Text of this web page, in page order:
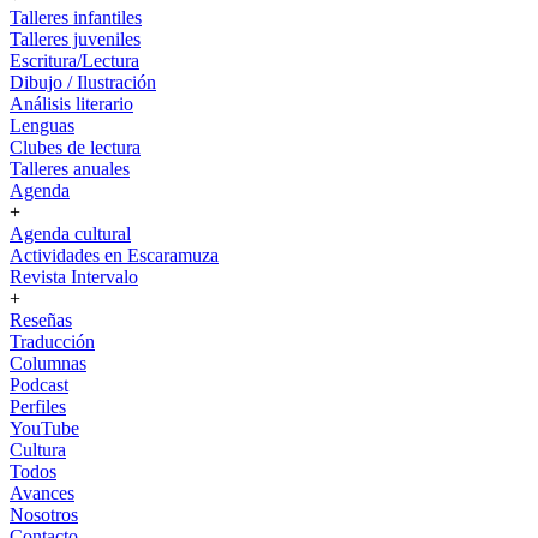
Talleres infantiles
Talleres juveniles
Escritura/Lectura
Dibujo / Ilustración
Análisis literario
Lenguas
Clubes de lectura
Talleres anuales
Agenda
+
Agenda cultural
Actividades en Escaramuza
Revista Intervalo
+
Reseñas
Traducción
Columnas
Podcast
Perfiles
YouTube
Cultura
Todos
Avances
Nosotros